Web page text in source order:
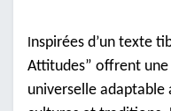
nspirées d’un texte
Attitudes” offrent
universelle adaptable